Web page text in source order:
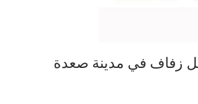
زفاف في مدينة صعدة